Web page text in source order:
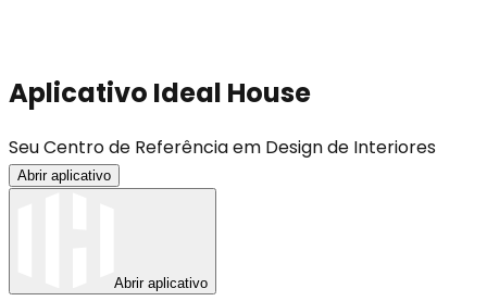
Aplicativo Ideal House
Seu Centro de Referência em Design de Interiores
Abrir aplicativo
Abrir aplicativo